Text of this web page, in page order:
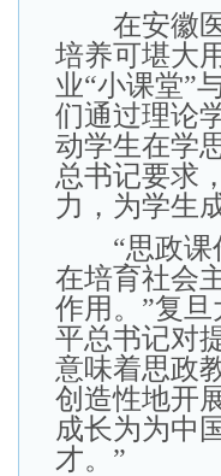
在安徽医
培养可堪大
业“小课堂”
们通过理论
动学生在学
总书记要求
力，为学生
“思政课作
在培育社会
作用。”复
平总书记对
意味着思政
创造性地开
成长为为中
才。”